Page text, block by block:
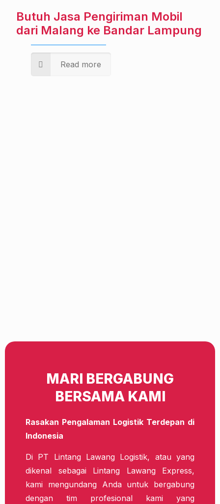
Butuh Jasa Pengiriman Mobil
dari Malang ke Bandar Lampung
Read more
MARI BERGABUNG
BERSAMA KAMI
Rasakan Pengalaman Logistik Terdepan di
Indonesia
Di PT Lintang Lawang Logistik, atau yang
dikenal sebagai Lintang Lawang Express,
kami mengundang Anda untuk bergabung
dengan tim profesional kami yang